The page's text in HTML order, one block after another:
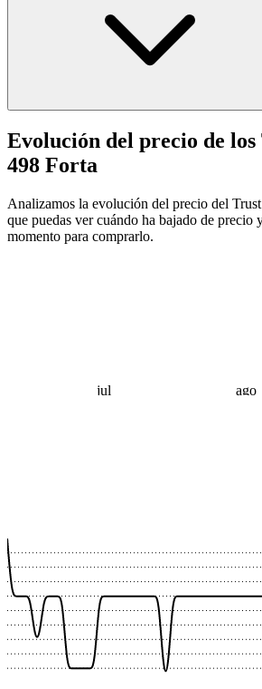
Evolución del precio de
498 Forta
Analizamos la evolución del precio del
que puedas ver cuándo ha bajado de precio
momento para comprarlo.
jul ago